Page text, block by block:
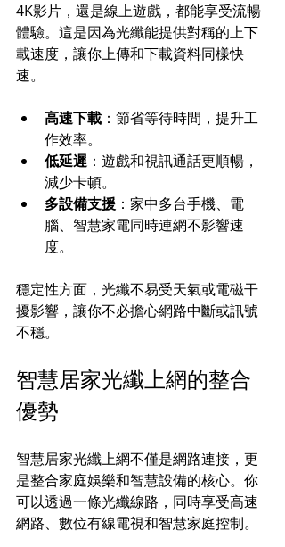
4K影片，還是線上遊戲，都能享受流暢
體驗。這是因為光纖能提供對稱的上下
載速度，讓你上傳和下載資料同樣快
速。
高速下載 ：節省等待時間，提升工
作效率。
低延遲 ：遊戲和視訊通話更順暢，
減少卡頓。
多設備支援 ：家中多台手機、電
腦、智慧家電同時連網不影響速
度。
穩定性方面，光纖不易受天氣或電磁干
擾影響，讓你不必擔心網路中斷或訊號
不穩。
智慧居家光纖上網的整合
優勢
智慧居家光纖上網不僅是網路連接，更
是整合家庭娛樂和智慧設備的核心。你
可以透過一條光纖線路，同時享受高速
網路、數位有線電視和智慧家庭控制。